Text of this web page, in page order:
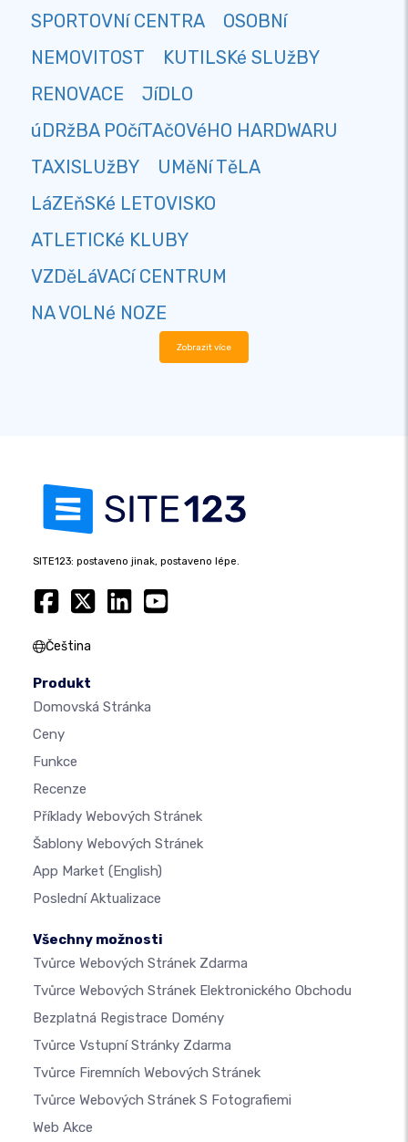
SPORTOVNí CENTRA
OSOBNí
NEMOVITOST
KUTILSKé SLUžBY
RENOVACE
JíDLO
úDRžBA POčíTAčOVéHO HARDWARU
TAXISLUžBY
UMěNí TěLA
LáZEňSKé LETOVISKO
ATLETICKé KLUBY
VZDěLáVACí CENTRUM
NA VOLNé NOZE
Zobrazit více
SITE123: postaveno jinak, postaveno lépe.
Čeština
Produkt
Domovská Stránka
Ceny
Funkce
Recenze
Příklady Webových Stránek
Šablony Webových Stránek
App Market (English)
Poslední Aktualizace
Všechny možnosti
Tvůrce Webových Stránek Zdarma
Tvůrce Webových Stránek Elektronického Obchodu
Bezplatná Registrace Domény
Tvůrce Vstupní Stránky Zdarma
Tvůrce Firemních Webových Stránek
Tvůrce Webových Stránek S Fotografiemi
Web Akce